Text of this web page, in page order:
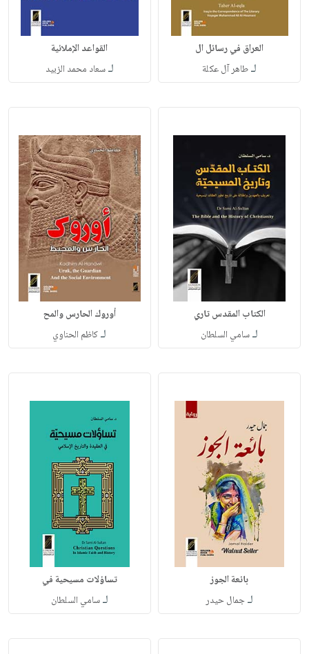
العراق في رسائل ال
لـطاهر آل عكلة
القواعد الإملائية
لـسعاد محمد الزبيد
الكتاب المقدس تاري
لـسامي السلطان
أوروك الحارس والمح
لـكاظم الحناوي
بائعة الجوز
لـجمال حيدر
تساؤلات مسيحية في
لـسامي السلطان